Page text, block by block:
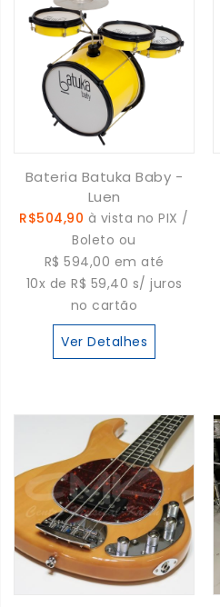
Bateria Batuka Baby -
Luen
R$504,90 à vista no PIX /
Boleto ou
R$ 594,00 em até
10x de R$ 59,40 s/ juros
no cartão
Ver Detalhes